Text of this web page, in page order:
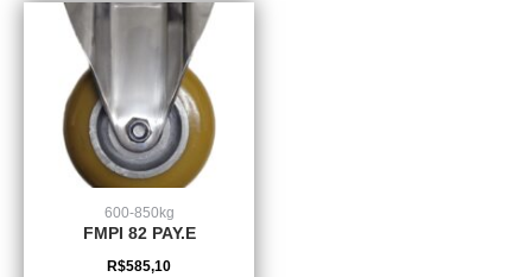
600-850kg
FMPI 82 PAY.E
R$585,10